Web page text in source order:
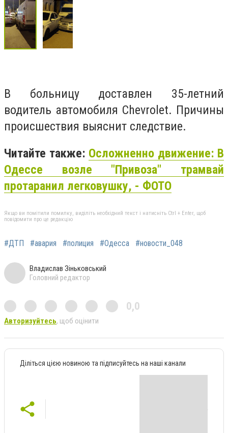
В больницу доставлен 35-летний
водитель автомобиля Chevrolet. Причины
происшествия выяснит следствие.
Читайте также: Осложненно движение: В
Одессе возле "Привоза" трамвай
протаранил легковушку, - ФОТО
Якщо ви помітили помилку, виділіть необхідний текст і натисніть Ctrl + Enter, щоб
повідомити про це редакцію
#ДТП #авария #полиция #Одесса #новости_048
Владислав Зіньковський
Головний редактор
0,0
Авторизуйтесь, щоб оцінити
Діліться цією новиною та підписуйтесь на наші канали